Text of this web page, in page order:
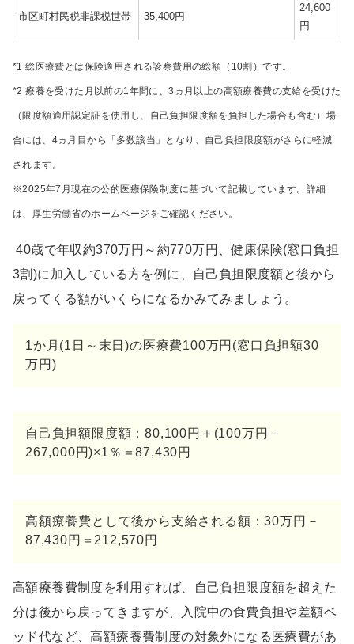
市区町村民税非課税世帯 35,400円
24,600
円
*1 総医療費とは保険適用される診察費用の総額（10割）です。
*2 療養を受けた月以前の1年間に、3ヵ月以上の高額療養費の支給を受けた
（限度額適用認定証を使用し、自己負担限度額を負担した場合も含む）場
合には、4ヵ月目から「多数該当」となり、自己負担限度額がさらに軽減
されます。
※2025年7月現在の公的医療保険制度に基づいて記載しています。詳細
は、厚生労働省のホームページをご確認ください。
40歳で年収約370万円～約770万円、健康保険(窓口負担
3割)に加入している方を例に、自己負担限度額と後から
戻ってくる額がいくらになるかみてみましょう。
1か月(1日～末日)の医療費100万円(窓口負担額30
万円)
自己負担額限度額：80,100円＋(100万円－
267,000円)×1％＝87,430円
高額療養費として後から支給される額：30万円－
87,430円＝212,570円
高額療養費制度を利用すれば、自己負担限度額を超えた
分は後から戻ってきますが、入院中の食費負担や差額ベ
ッド代など、高額療養費制度の対象外になる医療費があ